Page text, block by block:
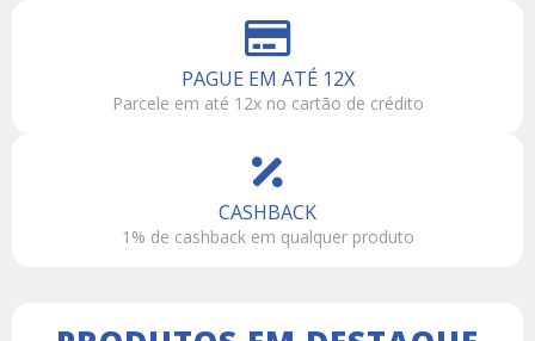
PAGUE EM ATÉ 12X
Parcele em até 12x no cartão de crédito
CASHBACK
1% de cashback em qualquer produto